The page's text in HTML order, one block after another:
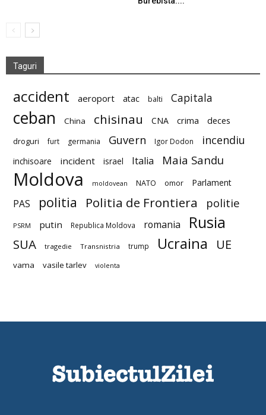
Taguri
accident aeroport atac balti Capitala
ceban China chisinau CNA crima deces
droguri furt germania Guvern Igor Dodon incendiu
inchisoare incident israel Italia Maia Sandu
Moldova moldovean NATO omor Parlament
PAS politia Politia de Frontiera politie
PSRM putin Republica Moldova romania Rusia
SUA tragedie Transnistria trump Ucraina UE
vama vasile tarlev violenta